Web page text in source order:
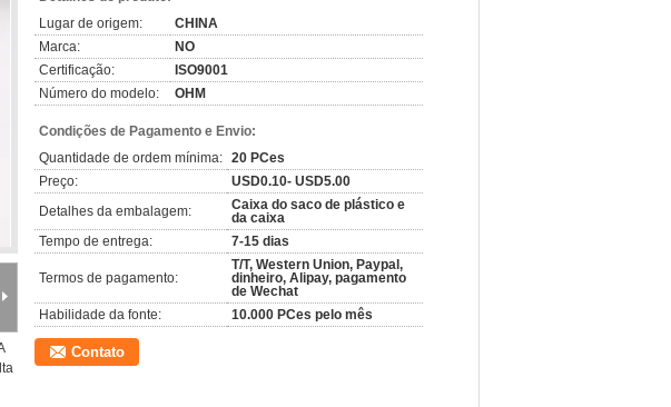
Lugar de origem:
CHINA
Marca:
NO
Certificação:
ISO9001
Número do modelo:
OHM
Condições de Pagamento e Envio:
Quantidade de ordem mínima: 20 PCes
Preço:
USD0.10- USD5.00
Detalhes da embalagem:
Caixa do saco de plástico e
da caixa
Tempo de entrega:
7-15 dias
Termos de pagamento:
T/T, Western Union, Paypal,
dinheiro, Alipay, pagamento
de Wechat
Habilidade da fonte:
10.000 PCes pelo mês
Contato